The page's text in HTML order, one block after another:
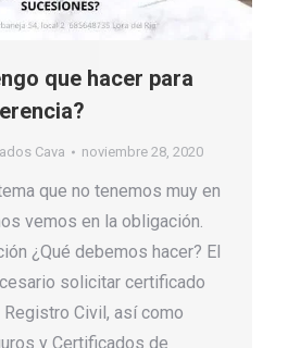
que hacer para
Cava noviembre 28, 2020
que no tenemos muy en
vemos en la obligación.
¿Qué debemos hacer? El
solicitar certificado
Civil, así como
y Certificados de